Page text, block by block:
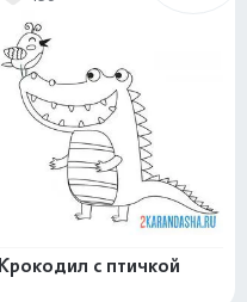
Крокодил с птичкой